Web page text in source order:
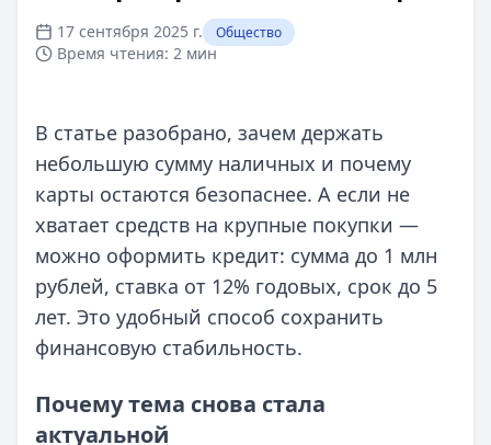
17 сентября 2025 г. Общество
Время чтения: 2 мин
В статье разобрано, зачем держать
небольшую сумму наличных и почему
карты остаются безопаснее. А если не
хватает средств на крупные покупки —
можно оформить кредит: сумма до 1 млн
рублей, ставка от 12% годовых, срок до 5
лет. Это удобный способ сохранить
финансовую стабильность.
Почему тема снова стала
актуальной